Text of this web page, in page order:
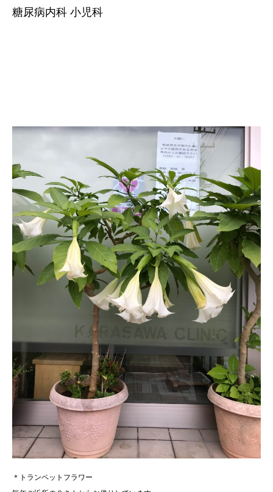
糖尿病内科 小児科
＊トランペットフラワー